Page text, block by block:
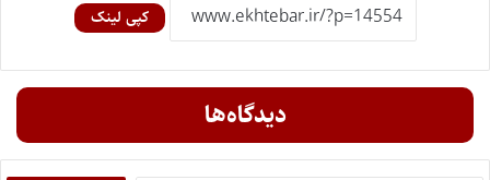
کپی لینک
دیدگاه‌ها